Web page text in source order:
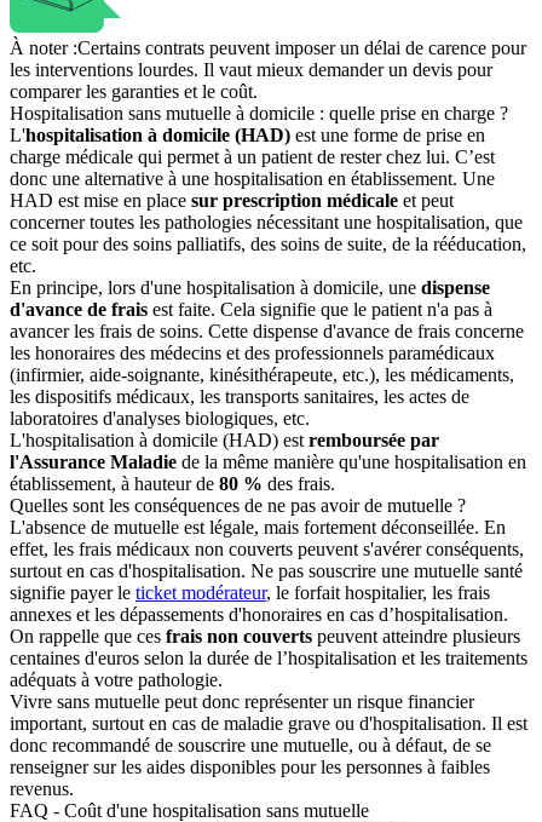
À noter :Certains contrats peuvent imposer un délai de carence pour
les interventions lourdes. Il vaut mieux demander un devis pour
comparer les garanties et le coût.
Hospitalisation sans mutuelle à domicile : quelle prise en charge ?
L'hospitalisation à domicile (HAD) est une forme de prise en
charge médicale qui permet à un patient de rester chez lui. C’est
donc une alternative à une hospitalisation en établissement. Une
HAD est mise en place sur prescription médicale et peut
concerner toutes les pathologies nécessitant une hospitalisation, que
ce soit pour des soins palliatifs, des soins de suite, de la rééducation,
etc.
En principe, lors d'une hospitalisation à domicile, une dispense
d'avance de frais est faite. Cela signifie que le patient n'a pas à
avancer les frais de soins. Cette dispense d'avance de frais concerne
les honoraires des médecins et des professionnels paramédicaux
(infirmier, aide-soignante, kinésithérapeute, etc.), les médicaments,
les dispositifs médicaux, les transports sanitaires, les actes de
laboratoires d'analyses biologiques, etc.
L'hospitalisation à domicile (HAD) est remboursée par
l'Assurance Maladie de la même manière qu'une hospitalisation en
établissement, à hauteur de 80 % des frais.
Quelles sont les conséquences de ne pas avoir de mutuelle ?
L'absence de mutuelle est légale, mais fortement déconseillée. En
effet, les frais médicaux non couverts peuvent s'avérer conséquents,
surtout en cas d'hospitalisation. Ne pas souscrire une mutuelle santé
signifie payer le ticket modérateur, le forfait hospitalier, les frais
annexes et les dépassements d'honoraires en cas d’hospitalisation.
On rappelle que ces frais non couverts peuvent atteindre plusieurs
centaines d'euros selon la durée de l’hospitalisation et les traitements
adéquats à votre pathologie.
Vivre sans mutuelle peut donc représenter un risque financier
important, surtout en cas de maladie grave ou d'hospitalisation. Il est
donc recommandé de souscrire une mutuelle, ou à défaut, de se
renseigner sur les aides disponibles pour les personnes à faibles
revenus.
FAQ - Coût d'une hospitalisation sans mutuelle